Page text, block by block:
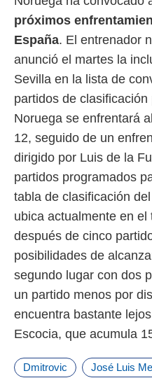
próximos
España. El entrenador
anunció el martes la
Sevilla en la lista de
partidos de
Noruega se enfrentará
12, seguido de un
dirigido por Luis de la
partidos programados
tabla de clasificación
ubica actualmente en
después de cinco
posibilidades de
segundo lugar con dos
un partido menos por
encuentra bastante
Escocia, que acumula
Dmitrovic José Luis